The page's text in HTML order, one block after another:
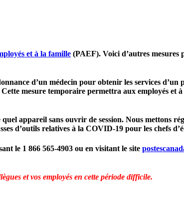
et à la famille (PAEF). Voici d’autres mesures
d’un médecin pour obtenir les services
mesure temporaire permettra aux employés et à
appareil sans ouvrir de session. Nous mettons
d’outils relatives à la COVID-19 pour les chefs
le 1 866 565-4903 ou en visitant le site
et vos employés en cette période difficile.